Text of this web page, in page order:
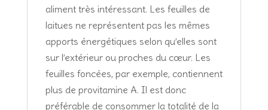
aliment très intéressant. Les feuilles de
laitues ne représentent pas les mêmes
apports énergétiques selon qu’elles sont
sur l’extérieur ou proches du cœur. Les
feuilles foncées, par exemple, contiennent
plus de provitamine A. Il est donc
préférable de consommer la totalité de la